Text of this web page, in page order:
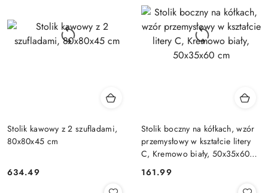
Stolik kawowy z 2 szufladami,
80x80x45 cm
Cena:
634.49
Stolik boczny na kółkach, wzór
przemysłowy w kształcie litery
C, Kremowo biały, 50x35x60
Cena:
161.99